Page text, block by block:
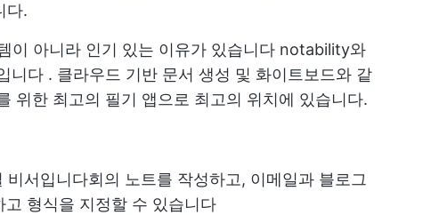
다.
이 아니라 인기 있는 이유가 있습니다 notability와
니다 . 클라우드 기반 문서 생성 및 화이트보드와 같
위한 최고의 필기 앱으로 최고의 위치에 있습니다.
비서입니다회의 노트를 작성하고, 이메일과 블로그
형식을 지정할 수 있습니다